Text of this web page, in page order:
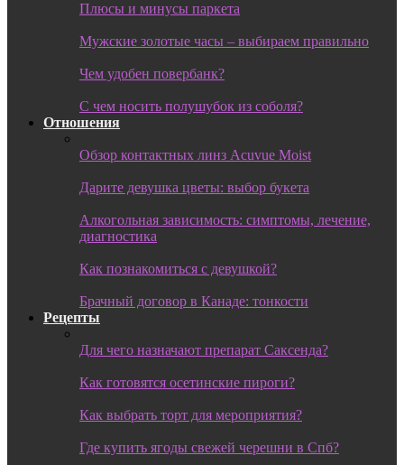
Плюсы и минусы паркета
Мужские золотые часы – выбираем правильно
Чем удобен повербанк?
С чем носить полушубок из соболя?
Отношения
Обзор контактных линз Acuvue Moist
Дарите девушка цветы: выбор букета
Алкогольная зависимость: симптомы, лечение,
диагностика
Как познакомиться с девушкой?
Брачный договор в Канаде: тонкости
Рецепты
Для чего назначают препарат Саксенда?
Как готовятся осетинские пироги?
Как выбрать торт для мероприятия?
Где купить ягоды свежей черешни в Спб?